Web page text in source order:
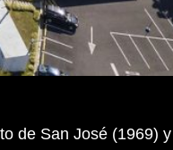
de San José (1969) y